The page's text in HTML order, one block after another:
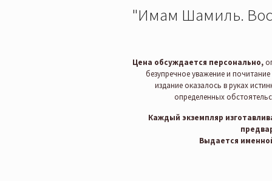
"Имам Шамиль.
Цена обсуждается персонально,
безупречное уважение и
издание оказалось в руках
определенных
Каждый экземпляр
Выдается